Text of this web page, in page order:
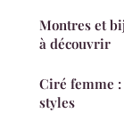
Montres et
à découvrir
Ciré femme
styles